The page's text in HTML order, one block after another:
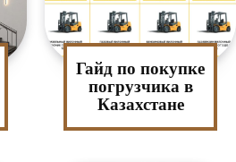
Гайд по покупке
погрузчика в
Казахстане